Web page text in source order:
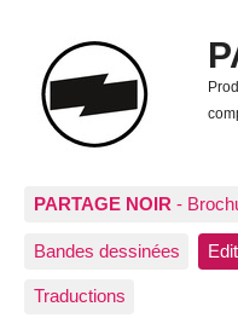
PARTAGE NOIR -
Bandes dessinées
Traductions